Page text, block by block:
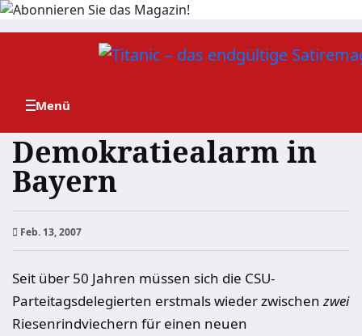
Zum
Demokratiealarm in
Bayern
Feb. 13, 2007
Seit über 50 Jahren müssen sich die CSU-
Parteitagsdelegierten erstmals wieder zwischenzwei
Riesenrindviechern für einen neuen